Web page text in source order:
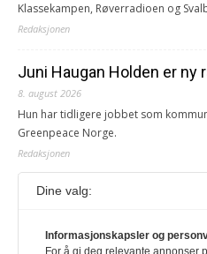
Klassekampen, Røverradioen og
Redaksjonen
Juni Haugan Holden er ny
8. august 2026
Hun har tidligere jobbet som
Greenpeace Norge.
Redaksjonen
Journalist fra Vietnam
Kommunistpartiet i Vietnam har
Dine valg:
Informasjonskapsler og
For å gi deg relevante annonser